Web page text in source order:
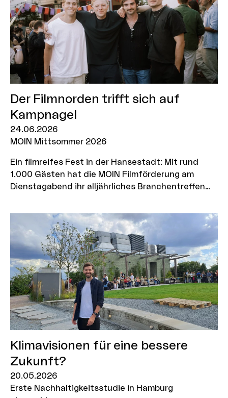
Der Filmnorden trifft sich auf
Kampnagel
24.06.2026
MOIN Mittsommer 2026
Ein filmreifes Fest in der Hansestadt: Mit rund
1.000 Gästen hat die MOIN Filmförderung am
Dienstagabend ihr alljährliches Branchentreffen
„Tatort“-Ermittler Denis Moschitto, die
„Discounter“ Emil und Oskar Belton sowie Bruno
Alexander und die Schauspieler*innen Bjarne
Mädel, Sibel Kekilli und Sebastian Bezzel.
Klimavisionen für eine bessere
Zukunft?
20.05.2026
Erste Nachhaltigkeitsstudie in Hamburg